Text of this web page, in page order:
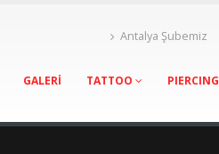
Antalya Şubemiz
GALERİ TATTOO PIERCING